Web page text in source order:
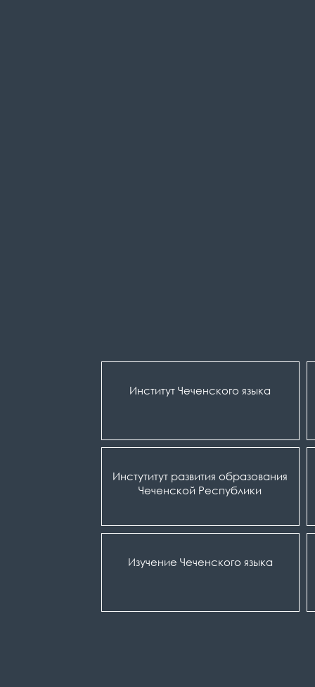
Институт Чеченского языка
Инстутитут развития образования
Чеченской Республики
Изучение Чеченского языка